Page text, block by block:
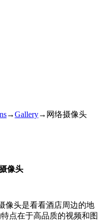
→Gallery→ 网络摄像头
像头
像头是看看酒店周边的地
点在于高品质的视频和图